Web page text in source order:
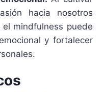
hacia nosotros
mindfulness puede
y fortalecer